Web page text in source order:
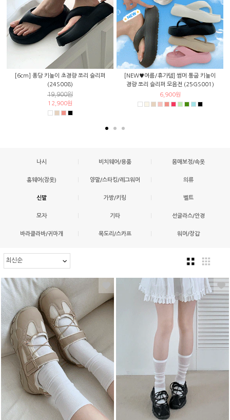
[6cm] 퐁당 키높이 초경량 쪼리 슬리퍼
(24S008)
19,900원
12,900원
[NEW♥여름/휴가템] 썸머 통굽 키높이
경량 쪼리 슬리퍼 모음전 (25GS001)
6,900원
나시 비치웨어/용품 몸매보정/속옷
홈웨어(잠옷) 양말/스타킹/레그워머 의류
신발 가방/키링 벨트
모자 기타 선글라스/안경
바라클라바/귀마개 목도리/스카프 워머/장갑